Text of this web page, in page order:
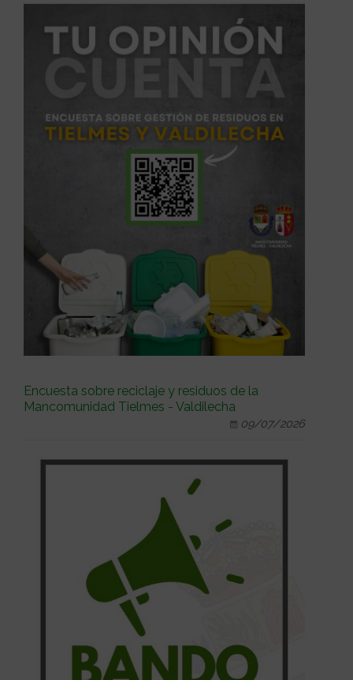
Encuesta sobre reciclaje y residuos de la
Mancomunidad Tielmes - Valdilecha
09/07/2026